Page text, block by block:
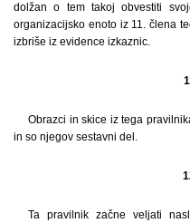
dolžan o tem takoj obvestiti
organizacijsko enoto iz 11. člena
izbriše iz evidence izkaznic.
Obrazci in skice iz tega
in so njegov sestavni del.
Ta pravilnik začne veljati